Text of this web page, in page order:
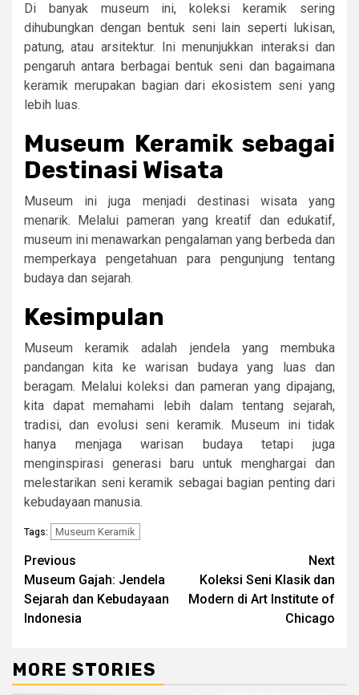
Di banyak museum ini, koleksi keramik sering
dihubungkan dengan bentuk seni lain seperti lukisan,
patung, atau arsitektur. Ini menunjukkan interaksi dan
pengaruh antara berbagai bentuk seni dan bagaimana
keramik merupakan bagian dari ekosistem seni yang
lebih luas.
Museum Keramik sebagai
Destinasi Wisata
Museum ini juga menjadi destinasi wisata yang
menarik. Melalui pameran yang kreatif dan edukatif,
museum ini menawarkan pengalaman yang berbeda dan
memperkaya pengetahuan para pengunjung tentang
budaya dan sejarah.
Kesimpulan
Museum keramik adalah jendela yang membuka
pandangan kita ke warisan budaya yang luas dan
beragam. Melalui koleksi dan pameran yang dipajang,
kita dapat memahami lebih dalam tentang sejarah,
tradisi, dan evolusi seni keramik. Museum ini tidak
hanya menjaga warisan budaya tetapi juga
menginspirasi generasi baru untuk menghargai dan
melestarikan seni keramik sebagai bagian penting dari
kebudayaan manusia.
Tags: Museum Keramik
Continue
Reading
Previous
Museum Gajah: Jendela
Sejarah dan Kebudayaan
Indonesia
Next
Koleksi Seni Klasik dan
Modern di Art Institute of
Chicago
MORE STORIES